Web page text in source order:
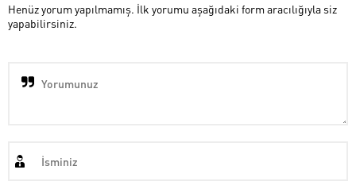
Henüz yorum yapılmamış. İlk yorumu aşağıdaki form aracılığıyla siz
yapabilirsiniz.